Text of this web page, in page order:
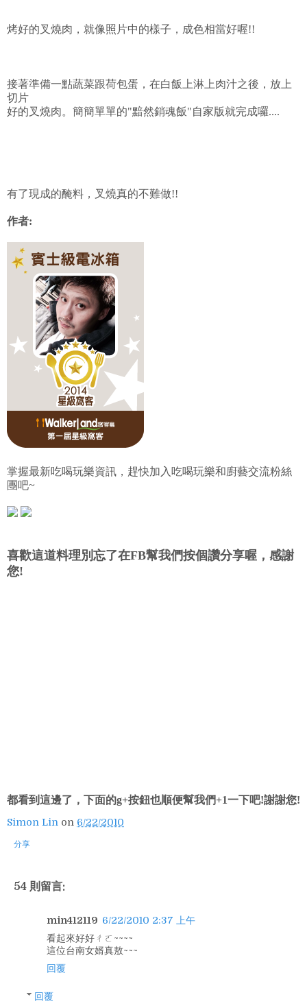
烤好的叉燒肉，就像照片中的樣子，成色相當好喔!!
接著準備一點蔬菜跟荷包蛋，在白飯上淋上肉汁之後，放上
切片
好的叉燒肉。簡簡單單的"黯然銷魂飯"自家版就完成囉....
有了現成的醃料，叉燒真的不難做!!
作者:
掌握最新吃喝玩樂資訊，趕快加入吃喝玩樂和廚藝交流粉絲
團吧~
喜歡這道料理別忘了在FB幫我們按個讚分享喔，感謝
您!
都看到這邊了，下面的g+按鈕也順便幫我們+1一下吧!謝謝您!
Simon Lin on 6/22/2010
分享
54 則留言:
min412119 6/22/2010 2:37 上午
看起來好好ㄔㄛ~~~~
這位台南女婿真敖~~~
回覆
回覆